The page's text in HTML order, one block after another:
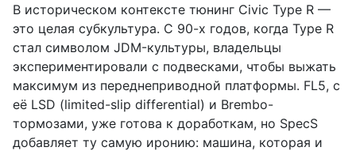
В историческом контексте тюнинг Civic Type R —
это целая субкультура. С 90-х годов, когда Type R
стал символом JDM-культуры, владельцы
экспериментировали с подвесками, чтобы выжать
максимум из переднеприводной платформы. FL5, с
её LSD (limited-slip differential) и Brembo-
тормозами, уже готова к доработкам, но SpecS
добавляет ту самую иронию: машина, которая и